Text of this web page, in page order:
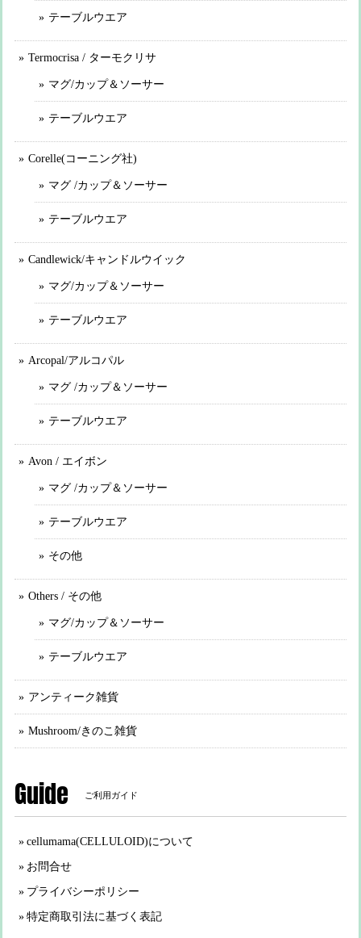
テーブルウエア
Termocrisa / ターモクリサ
マグ/カップ＆ソーサー
テーブルウエア
Corelle(コーニング社)
マグ /カップ＆ソーサー
テーブルウエア
Candlewick/キャンドルウイック
マグ/カップ＆ソーサー
テーブルウエア
Arcopal/アルコパル
マグ /カップ＆ソーサー
テーブルウエア
Avon / エイボン
マグ /カップ＆ソーサー
テーブルウエア
その他
Others / その他
マグ/カップ＆ソーサー
テーブルウエア
アンティーク雑貨
Mushroom/きのこ雑貨
Guide ご利用ガイド
cellumama(CELLULOID)について
お問合せ
プライバシーポリシー
特定商取引法に基づく表記